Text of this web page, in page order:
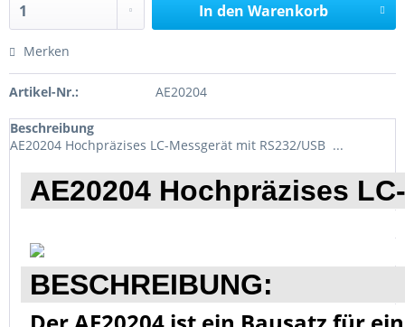
In den Warenkorb
Merken
Artikel-Nr.: AE20204
Beschreibung
AE20204 Hochpräzises LC-Messgerät mit RS232/USB ...
AE20204 Hochpräzises
BESCHREIBUNG: